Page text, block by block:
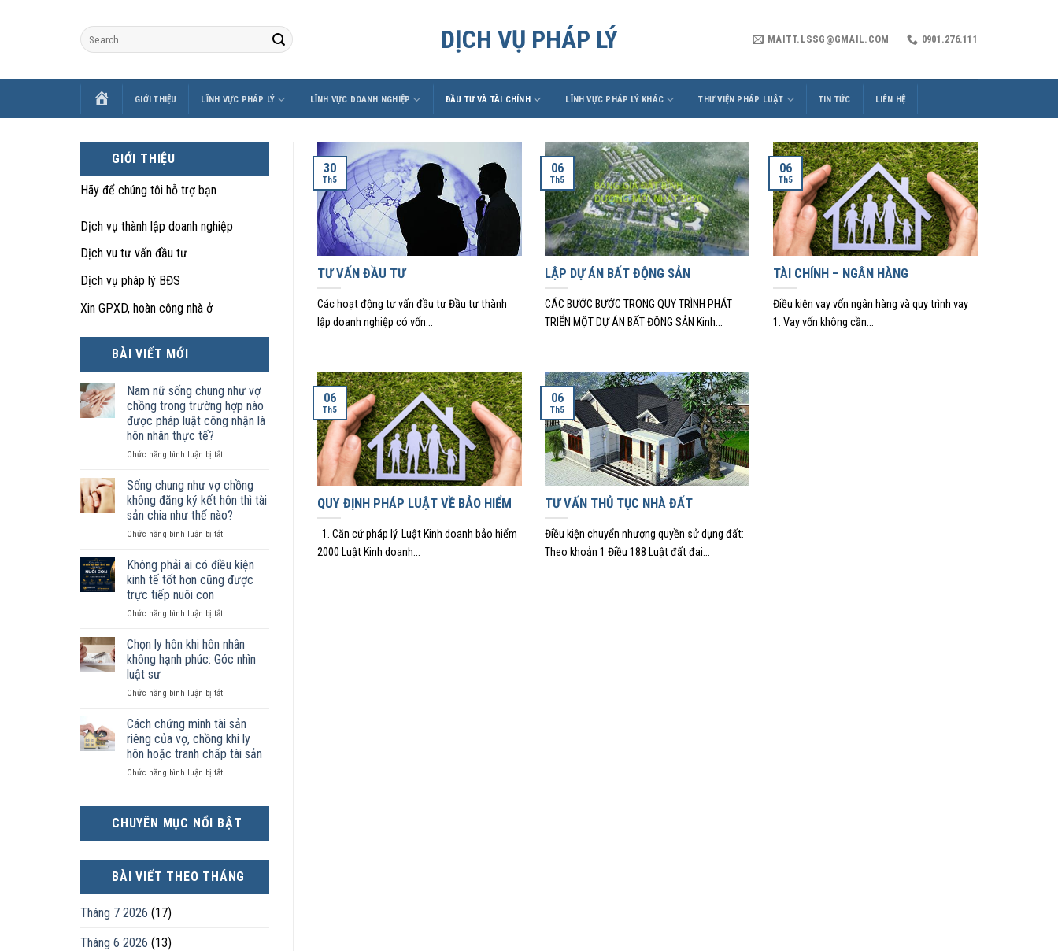
DỊCH VỤ PHÁP LÝ MAITT.LSSG@GMAIL.COM 0901.276.111
TRANGGIỚI THIỆU LĨNH VỰC PHÁP LÝ LĨNH VỰC DOANH NGHIỆP ĐẦU TƯ VÀ TÀI CHÍNH LĨNH VỰC PHÁP LÝ KHÁC THƯ VIỆN PHÁP LUẬT TIN TỨC LIÊN HỆ
GIỚI THIỆU
Hãy để chúng tôi hỗ trợ bạn
Dịch vụ thành lập doanh nghiệp
Dịch vu tư vấn đầu tư
Dịch vụ pháp lý BĐS
Xin GPXD, hoàn công nhà ở
BÀI VIẾT MỚI
Nam nữ sống chung như vợ
chồng trong trường hợp nào
được pháp luật công nhận là
hôn nhân thực tế?
Chức năng bình luận bị tắtở
nữ
sống
chung
như
vợ
trong
trường
hợp
được
luật
công
hôn
thực
tế?
Sống chung như vợ chồng
không đăng ký kết hôn thì tài
sản chia như thế nào?
Chức năng bình luận bị tắtở
chung
như
vợ
không
ký
kết
hôn
tài
chia
như
nào?
Không phải ai có điều kiện
kinh tế tốt hơn cũng được
trực tiếp nuôi con
Chức năng bình luận bị tắtở
phải
ai
có
kiện
tế
tốt
hơn
cũng
được
con
Chọn ly hôn khi hôn nhân
không hạnh phúc: Góc nhìn
luật sư
Chức năng bình luận bị tắtở
ly
hôn
khi
hôn
nhân
Góc
nhìn
Cách chứng minh tài sản
riêng của vợ, chồng khi ly
hôn hoặc tranh chấp tài sản
Chức năng bình luận bị tắtở
tài
vợ,
CHUYÊN MỤC NỔI BẬT
BÀI VIẾT THEO THÁNG
Tháng 7 2026 (17)
Tháng 6 2026 (13)
TƯ VẤN ĐẦU TƯ
Các hoạt động tư vấn đầu tư Đầu tư thành
lập doanh nghiệp có vốn...
30
Th5
LẬP DỰ ÁN BẤT ĐỘNG SẢN
CÁC BƯỚC BƯỚC TRONG QUY TRÌNH PHÁT
TRIỂN MỘT DỰ ÁN BẤT ĐỘNG SẢN Kinh...
06
Th5
TÀI CHÍNH – NGÂN HÀNG
Điều kiện vay vốn ngân hàng và quy trình vay
1. Vay vốn không cần...
06
Th5
QUY ĐỊNH PHÁP LUẬT VỀ BẢO HIỂM
1. Căn cứ pháp lý. Luật Kinh doanh bảo hiểm
2000 Luật Kinh doanh...
06
Th5
TƯ VẤN THỦ TỤC NHÀ ĐẤT
Điều kiện chuyển nhượng quyền sử dụng đất:
Theo khoản 1 Điều 188 Luật đất đai...
06
Th5